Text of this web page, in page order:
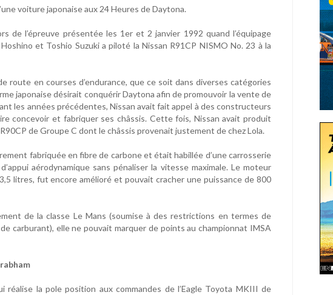
voiture japonaise aux 24 Heures de Daytona.
de l’épreuve présentée les 1er et 2 janvier 1992 quand l’équipage
et Toshio Suzuki a piloté la Nissan R91CP NISMO No. 23 à la
route en courses d’endurance, que ce soit dans diverses catégories
japonaise désirait conquérir Daytona afin de promouvoir la vente de
les années précédentes, Nissan avait fait appel à des constructeurs
concevoir et fabriquer ses châssis. Cette fois, Nissan avait produit
de Groupe C dont le châssis provenait justement de chez Lola.
fabriquée en fibre de carbone et était habillée d’une carrosserie
aérodynamique sans pénaliser la vitesse maximale. Le moteur
litres, fut encore amélioré et pouvait cracher une puissance de 800
de la classe Le Mans (soumise à des restrictions en termes de
carburant), elle ne pouvait marquer de points au championnat IMSA
réalise la pole position aux commandes de l’Eagle Toyota MKIII de